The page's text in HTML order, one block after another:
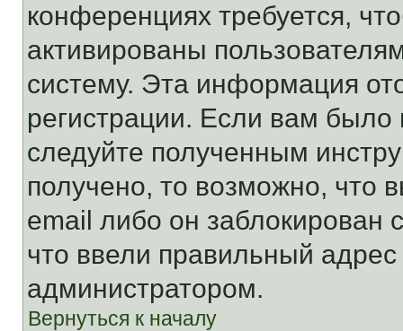
конференциях требуется,
активированы
систему. Эта информация
регистрации. Если вам
следуйте полученным
получено, то возможно, что
email либо он
что ввели правильный адрес
администратором.
Вернуться к началу